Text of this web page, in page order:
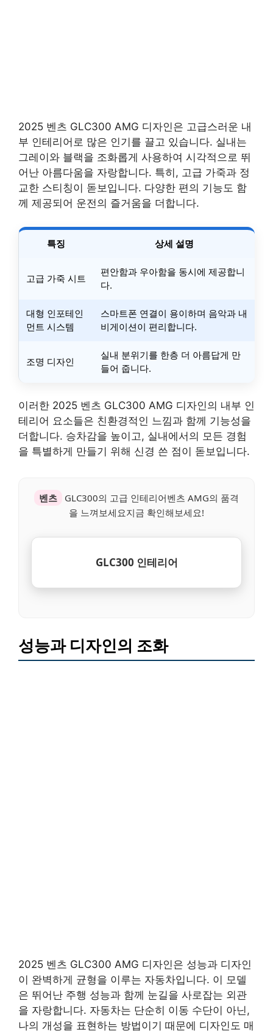
2025 벤츠 GLC300 AMG 디자인은 고급스러운 내
부 인테리어로 많은 인기를 끌고 있습니다. 실내는
그레이와 블랙을 조화롭게 사용하여 시각적으로 뛰
어난 아름다움을 자랑합니다. 특히, 고급 가죽과 정
교한 스티칭이 돋보입니다. 다양한 편의 기능도 함
께 제공되어 운전의 즐거움을 더합니다.
특징 상세 설명
고급 가죽 시트
편안함과 우아함을 동시에 제공합니
다.
대형 인포테인
먼트 시스템
스마트폰 연결이 용이하며 음악과 내
비게이션이 편리합니다.
조명 디자인
실내 분위기를 한층 더 아름답게 만
들어 줍니다.
이러한 2025 벤츠 GLC300 AMG 디자인의 내부 인
테리어 요소들은 친환경적인 느낌과 함께 기능성을
더합니다. 승차감을 높이고, 실내에서의 모든 경험
을 특별하게 만들기 위해 신경 쓴 점이 돋보입니다.
벤츠
GLC300의 고급 인테리어벤츠 AMG의 품격
을 느껴보세요지금 확인해보세요!
GLC300 인테리어
성능과 디자인의 조화
2025 벤츠 GLC300 AMG 디자인은 성능과 디자인
이 완벽하게 균형을 이루는 자동차입니다. 이 모델
은 뛰어난 주행 성능과 함께 눈길을 사로잡는 외관
을 자랑합니다. 자동차는 단순히 이동 수단이 아닌,
나의 개성을 표현하는 방법이기 때문에 디자인도 매